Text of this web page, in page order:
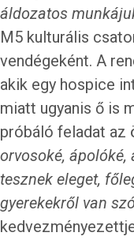
áldozatos
M5 kulturális
vendégeként. A
akik egy hospice
miatt ugyanis ő is
próbáló feladat az
orvosoké,
tesznek eleget,
gyerekekről van